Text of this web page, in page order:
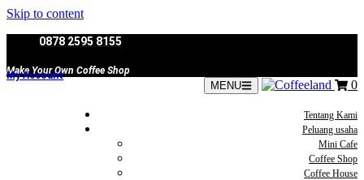
Skip to content
0878 2595 8155
Make Your Own Coffee Shop
My Account
MENU 0
Tentang Kami
Peluang usaha
Mini Cafe
Coffee Shop
Coffee House